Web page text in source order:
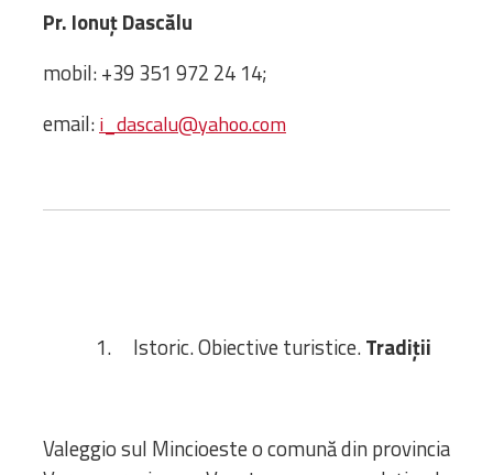
Opinioni Ortodosse
Dalla vita
della”famiglia” della
diocesi
Lectura Lunii
CONTATTI
Pr. Ionuț Dascălu
mobil: +39 351 972 24 14;
email:i_dascalu@yahoo.com
1. Istoric. Obiective turistice.Tradiții
Valeggio sul Mincioeste o comună din provincia